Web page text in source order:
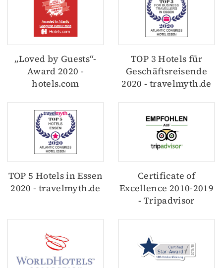
„Loved by Guests“-
Award 2020 -
hotels.com
TOP 3 Hotels für
Geschäftsreisende
2020 - travelmyth.de
TOP 5 Hotels in Essen
2020 - travelmyth.de
Certificate of
Excellence 2010-2019
- Tripadvisor